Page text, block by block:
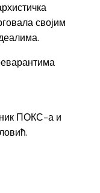
својим
ПОКС-а и